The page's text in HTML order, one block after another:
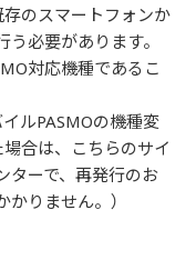
のスマートフォンか
必要があります。
対応機種であるこ
ルPASMOの機種変
合は、こちらのサイ
ターで、再発行のお
りません。）